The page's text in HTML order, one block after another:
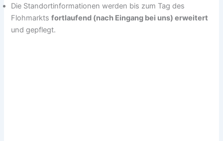
Die Standortinformationen werden bis zum Tag des
Flohmarktsfortlaufend (nach Eingang bei uns) erweitert
und gepflegt.